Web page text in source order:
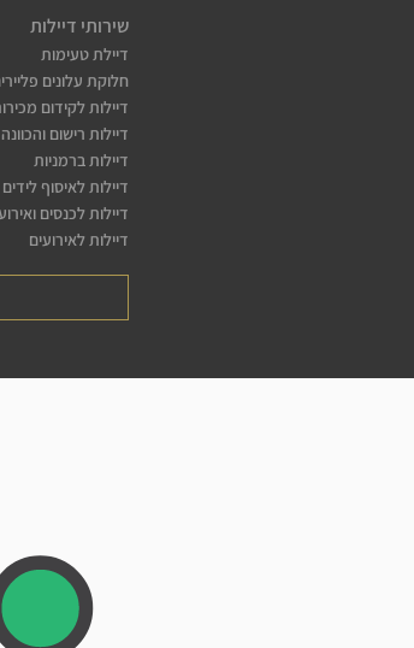
שירותי דיילות
דיילת טעימות
חלוקת עלונים
דיילות לקידום
דיילות רישום והכוונה
דיילות ברמניות
דיילות לאיסוף לידים
דיילות לכנסים
דיילות לאירועים